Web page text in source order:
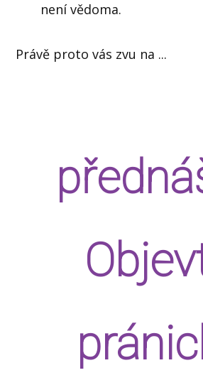
není vědoma.
Právě proto vás zvu na ...